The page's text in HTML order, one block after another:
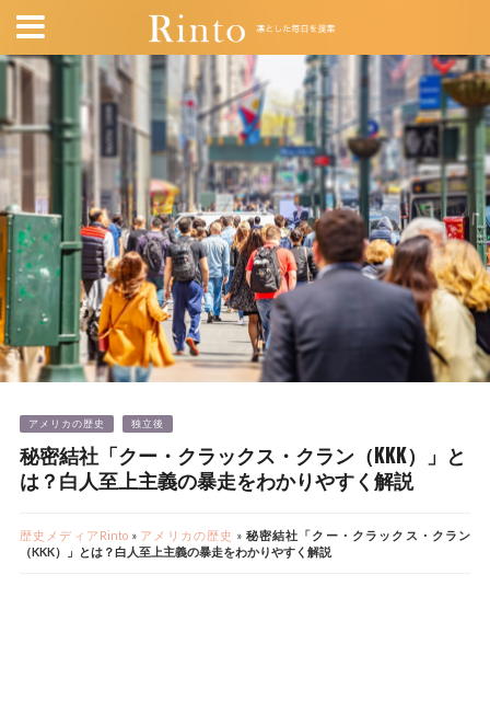
アメリカの歴史 独立後
秘密結社「クー・クラックス・クラン（KKK）」と
は？白人至上主義の暴走をわかりやすく解説
歴史メディアRinto» アメリカの歴史 » 秘密結社「クー・クラックス・クラン
（KKK）」とは？白人至上主義の暴走をわかりやすく解説